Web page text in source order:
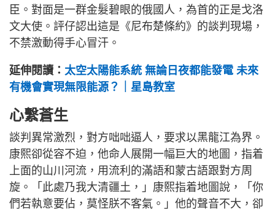
臣。對面是一群金髮碧眼的俄國人，為首的正是戈洛
文大使。評仔認出這是《尼布楚條約》的談判現場，
不禁激動得手心冒汗。
延伸閱讀： 太空太陽能系統 無論日夜都能發電 未來
有機會實現無限能源？｜星島教室
心繫蒼生
談判異常激烈，對方咄咄逼人，要求以黑龍江為界。
康熙卻從容不迫，他命人展開一幅巨大的地圖，指着
上面的山川河流，用流利的滿語和蒙古語跟對方周
旋。「此處乃我大清疆土，」康熙指着地圖說，「你
們若執意要佔，莫怪朕不客氣。」他的聲音不大，卻